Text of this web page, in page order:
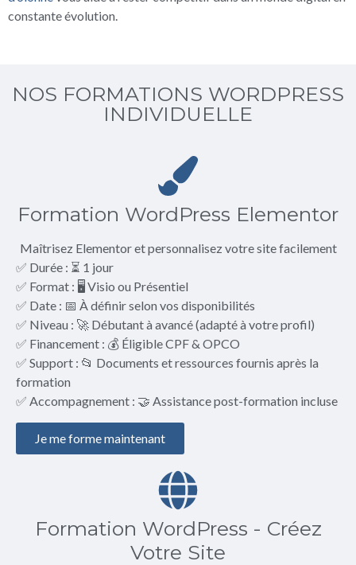
constante évolution.
NOS FORMATIONS WORDPRESS
INDIVIDUELLE
Formation WordPress Elementor
Maîtrisez Elementor et personnalisez votre site facilement
✅ Durée : ⏳ 1 jour
✅ Format : 🖥️ Visio ou Présentiel
✅ Date : 📅 À définir selon vos disponibilités
✅ Niveau : 🚀 Débutant à avancé (adapté à votre profil)
✅ Financement : 💰 Éligible CPF & OPCO
✅ Support : 📂 Documents et ressources fournis après la
formation
✅ Accompagnement : 🤝 Assistance post-formation incluse
Je me forme maintenant
Formation WordPress - Créez
Votre Site